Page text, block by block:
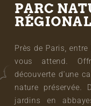
PARC
Près de Paris,
vous attend.
découverte d’une
nature préservée.
jardins en